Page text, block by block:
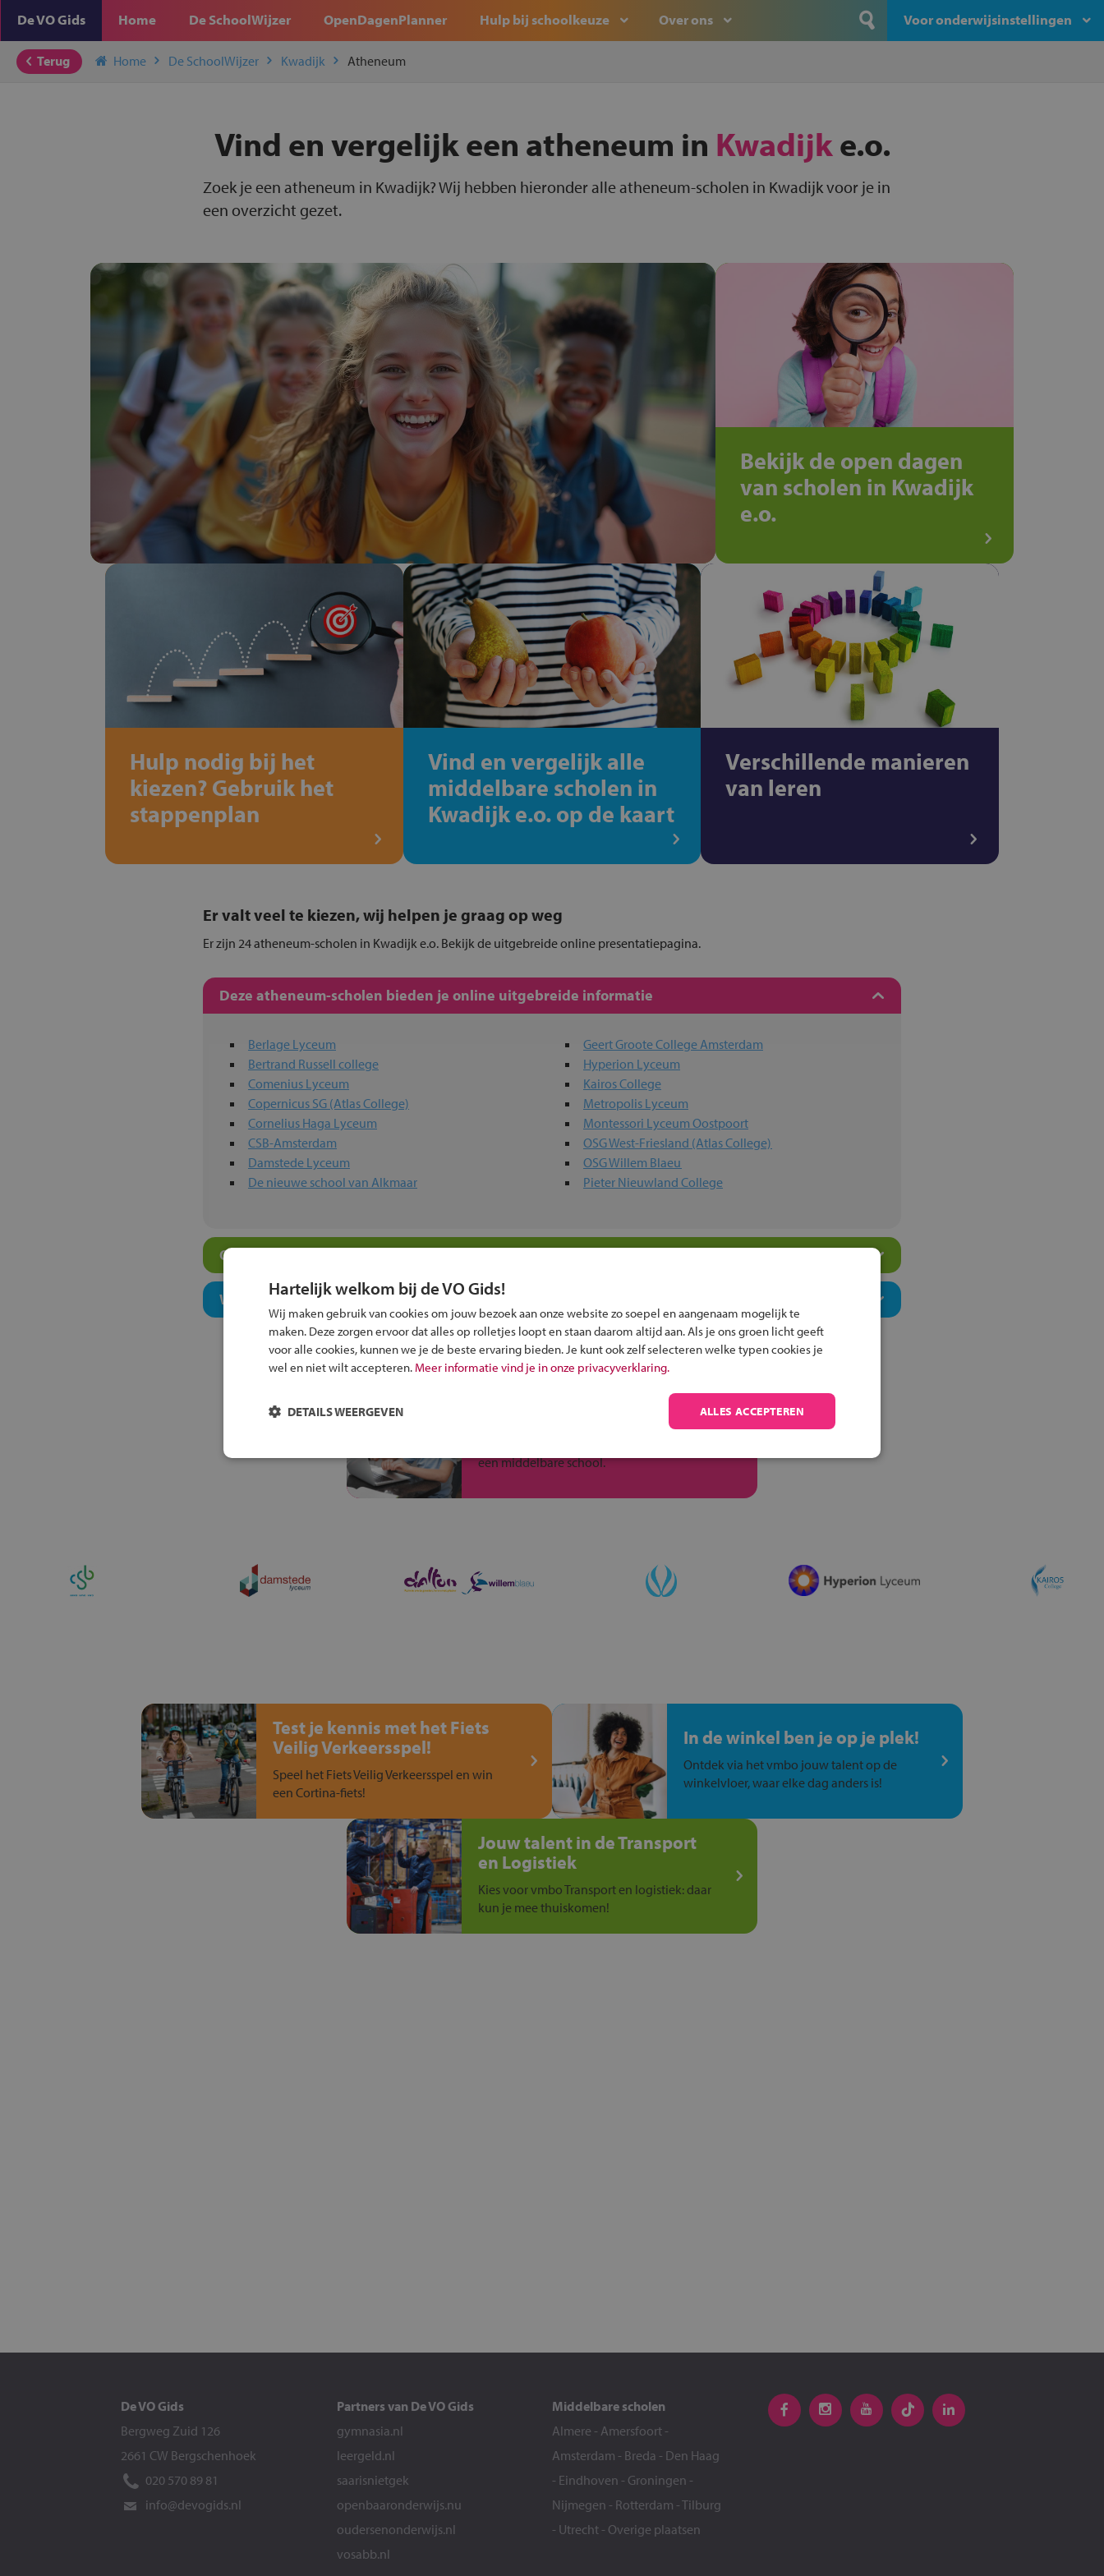
De VO Gids Home De SchoolWijzer OpenDagenPlanner Hulp bij schoolkeuze Over ons Voor onderwijsinstellingen
Terug Home De SchoolWijzer Kwadijk Atheneum
Vind en vergelijk een atheneum in Kwadijke.o.
Zoek je een atheneum in Kwadijk? Wij hebben hieronder alle atheneum-scholen in Kwadijk voor je in
een overzicht gezet.
Bekijk de open dagen
van scholen in Kwadijk
e.o.
Hulp nodig bij het
kiezen? Gebruik het
stappenplan
Vind en vergelijk alle
middelbare scholen in
Kwadijk e.o. op de kaart
Verschillende manieren
van leren
Er valt veel te kiezen, wij helpen je graag op weg
Er zijn 24 atheneum-scholen in Kwadijk e.o. Bekijk de uitgebreide online presentatiepagina.
Deze atheneum-scholen bieden je online uitgebreide informatie
Berlage Lyceum
Bertrand Russell college
Comenius Lyceum
Copernicus SG (Atlas College)
Cornelius Haga Lyceum
CSB-Amsterdam
Damstede Lyceum
De nieuwe school van Alkmaar
Geert Groote College Amsterdam
Hyperion Lyceum
Kairos College
Metropolis Lyceum
Montessori Lyceum Oostpoort
OSG West-Friesland (Atlas College)
OSG Willem Blaeu
Pieter Nieuwland College
Overige atheneum-scholen in jouw regio
Welk onderwijsconcept past bij jou?
een middelbare school.
Test je kennis met het Fiets
Veilig Verkeersspel!
Speel het Fiets Veilig Verkeersspel en win
een Cortina-fiets!
In de winkel ben je op je plek!
Ontdek via het vmbo jouw talent op de
winkelvloer, waar elke dag anders is!
Jouw talent in de Transport
en Logistiek
Kies voor vmbo Transport en logistiek: daar
kun je mee thuiskomen!
De VO Gids
Bergweg Zuid 126
2661 CW Bergschenhoek
020 570 89 81
info@devogids.nl
Partners van De VO Gids
gymnasia.nl
leergeld.nl
saarisnietgek
openbaaronderwijs.nu
oudersenonderwijs.nl
vosabb.nl
Middelbare scholen
Almere - Amersfoort -
Amsterdam - Breda - Den Haag
- Eindhoven - Groningen -
Nijmegen - Rotterdam -Tilburg
- Utrecht - Overige plaatsen
Hartelijk welkom bij de VO Gids!
Wij maken gebruik van cookies om jouw bezoek aan onze website zo soepel en aangenaam mogelijk te
maken. Deze zorgen ervoor dat alles op rolletjes loopt en staan daarom altijd aan. Als je ons groen licht geeft
voor alle cookies, kunnen we je de beste ervaring bieden. Je kunt ook zelf selecteren welke typen cookies je
wel en niet wilt accepteren. Meer informatie vind je in onze privacyverklaring.
ALLES ACCEPTEREN
DETAILS WEERGEVEN